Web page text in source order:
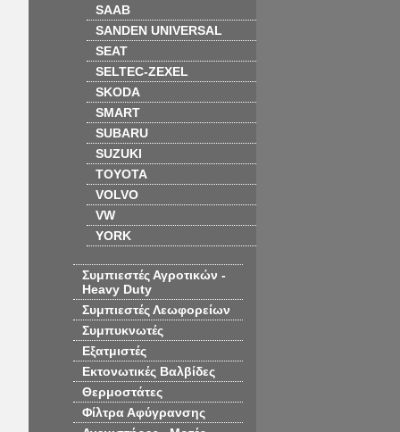
SAAB
SANDEN UNIVERSAL
SEAT
SELTEC-ZEXEL
SKODA
SMART
SUBARU
SUZUKI
TOYOTA
VOLVO
VW
YORK
Συμπιεστές Αγροτικών -
Heavy Duty
Συμπιεστές Λεωφορείων
Συμπυκνωτές
Εξατμιστές
Εκτονωτικές Βαλβίδες
Θερμοστάτες
Φίλτρα Αφύγρανσης